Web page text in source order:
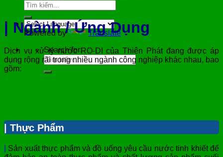
Powered by
Translate
Search for:
| Ngành / Ứng Dụng
Dịch vụ xử lý nước RO-DI của Thiên Phát đang được áp
dụng rộng rãi trong nhiều ngành công nghiệp khác nhau, bao
gồm:
| Thực Phẩm
Sản xuất thực phẩm và đồ uống yêu cầu nước tinh khiết để